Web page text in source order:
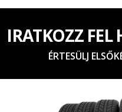
IRATKOZZ FEL
ÉRTESÜLJ